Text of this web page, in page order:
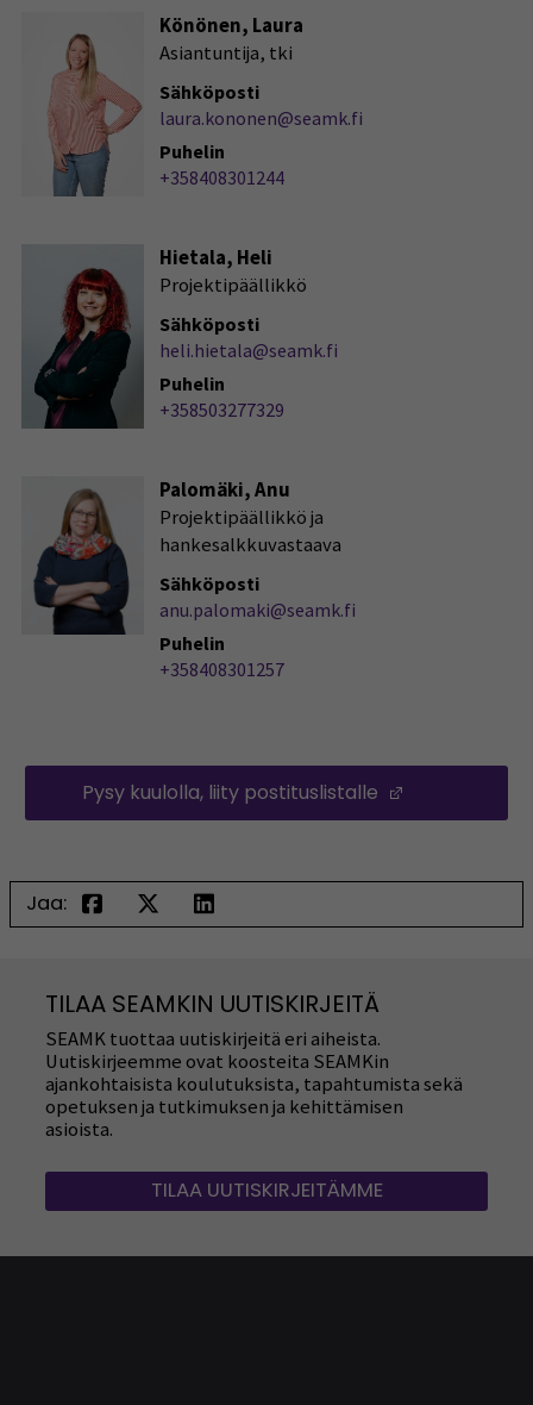
Könönen, Laura
Asiantuntija, tki
Sähköposti
laura.kononen@seamk.fi
Puhelin
+358408301244
Hietala, Heli
Projektipäällikkö
Sähköposti
heli.hietala@seamk.fi
Puhelin
+358503277329
Palomäki, Anu
Projektipäällikkö ja
hankesalkkuvastaava
Sähköposti
anu.palomaki@seamk.fi
Puhelin
+358408301257
Pysy kuulolla, liity postituslistalle
Jaa:
TILAA SEAMKIN UUTISKIRJEITÄ
SEAMK tuottaa uutiskirjeitä eri aiheista.
Uutiskirjeemme ovat koosteita SEAMKin
ajankohtaisista koulutuksista, tapahtumista sekä
opetuksen ja tutkimuksen ja kehittämisen
asioista.
TILAA UUTISKIRJEITÄMME